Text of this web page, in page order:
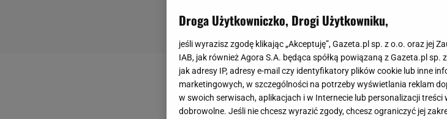
Droga Użytkowniczko, Drogi Użytkowniku,
jeśli wyrazisz zgodę klikając „Akceptuję”, Gazeta.pl sp. z o.o. oraz jej
IAB, jak również Agora S.A. będąca spółką powiązaną z Gazeta.pl
jak adresy IP, adresy e-mail czy identyfikatory plików cookie lub inne
marketingowych, w szczególności na potrzeby wyświetlania reklam
w swoich serwisach, aplikacjach i w Internecie lub personalizacji
dobrowolne. Jeśli nie chcesz wyrazić zgody, chcesz ograniczyć jej